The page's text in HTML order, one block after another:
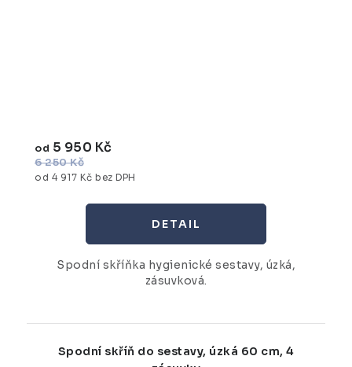
od 4 917 Kč bez DPH
od 5 950 Kč
6 250 Kč
Spodní skříňka hygienické sestavy, úzká,
zásuvková.
Spodní skříň do sestavy, úzká 60 cm, 4